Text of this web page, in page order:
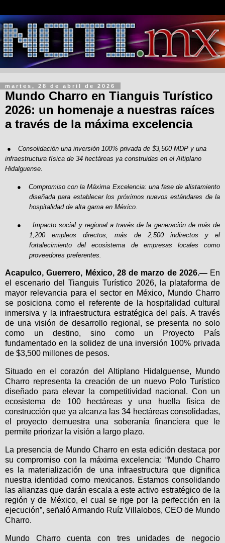
martes, 28 de abril de 2026
Mundo Charro en Tianguis Turístico
2026: un homenaje a nuestras raíces
a través de la máxima excelencia
●
Consolidación una inversión 100% privada de $3,500 MDP y una
infraestructura física de 34 hectáreas ya construidas en el Altiplano
Hidalguense.
●
Compromiso con la Máxima Excelencia: una fase de alistamiento
diseñada para establecer los próximos nuevos estándares de la
hospitalidad de alta gama en México.
●
Impacto social y regional a través de la generación de más de
1,200 empleos directos, más de 2,500 indirectos y el
fortalecimiento del ecosistema de empresas locales como
proveedores preferentes.
Acapulco, Guerrero, México, 28 de marzo de 2026.—En
el escenario del Tianguis Turístico 2026, la plataforma de
mayor relevancia para el sector en México, Mundo Charro
se posiciona como el referente de la hospitalidad cultural
inmersiva y la infraestructura estratégica del país. A través
de una visión de desarrollo regional, se presenta no solo
como un destino, sino como un Proyecto País
fundamentado en la solidez de una inversión 100% privada
de $3,500 millones de pesos.
Situado en el corazón del Altiplano Hidalguense, Mundo
Charro representa la creación de un nuevo Polo Turístico
diseñado para elevar la competitividad nacional. Con un
ecosistema de 100 hectáreas y una huella física de
construcción que ya alcanza las 34 hectáreas consolidadas,
el proyecto demuestra una soberanía financiera que le
permite priorizar la visión a largo plazo.
La presencia de Mundo Charro en esta edición destaca por
su compromiso con la máxima excelencia: “Mundo Charro
es la materialización de una infraestructura que dignifica
nuestra identidad como mexicanos. Estamos consolidando
las alianzas que darán escala a este activo estratégico de la
región y de México, el cual se rige por la perfección en la
ejecución”, señaló Armando Ruíz Villalobos, CEO de Mundo
Charro.
Mundo Charro cuenta con tres unidades de negocio